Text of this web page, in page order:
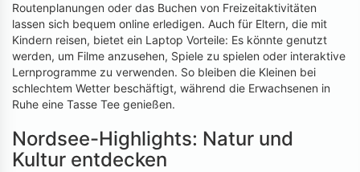
Routenplanungen oder das Buchen von Freizeitaktivitäten
lassen sich bequem online erledigen. Auch für Eltern, die mit
Kindern reisen, bietet ein Laptop Vorteile: Es könnte genutzt
werden, um Filme anzusehen, Spiele zu spielen oder interaktive
Lernprogramme zu verwenden. So bleiben die Kleinen bei
schlechtem Wetter beschäftigt, während die Erwachsenen in
Ruhe eine Tasse Tee genießen.
Nordsee-Highlights: Natur und
Kultur entdecken